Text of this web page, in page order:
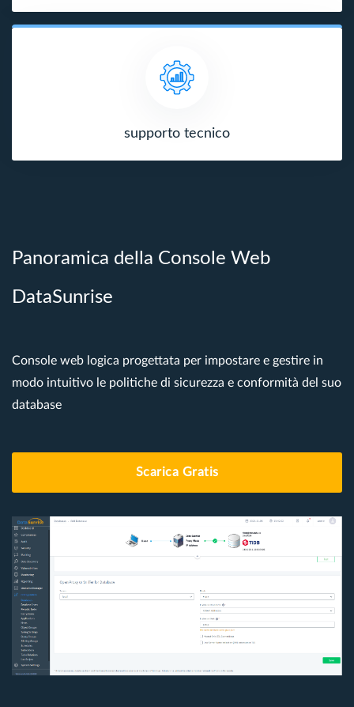
supporto tecnico
Panoramica della Console Web
DataSunrise
Console web logica progettata per impostare e gestire in
modo intuitivo le politiche di sicurezza e conformità del suo
database
Scarica Gratis